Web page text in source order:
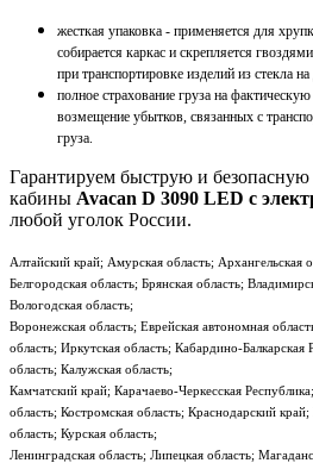
жесткая упаковка - применяется для
собирается каркас и скрепляется
при транспортировке изделий из стекла
полное страхование груза на
возмещение убытков, связанных с
груза.
Гарантируем быструю и
кабины Avacan D 3090 LED с
любой уголок России.
Алтайский край; Амурская область; Архангельская
Белгородская область; Брянская область;
Вологодская область;
Воронежская область; Еврейская автономная
область; Иркутская область; Кабардино-Балкарская
область; Калужская область;
Камчатский край; Карачаево-Черкесская
область; Костромская область; Краснодарский
область; Курская область;
Ленинградская область; Липецкая область;